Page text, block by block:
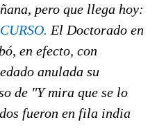
pero que llega hoy:
El Doctorado en
en efecto, con
anulada su
de "Y mira que se lo
fueron en fila india